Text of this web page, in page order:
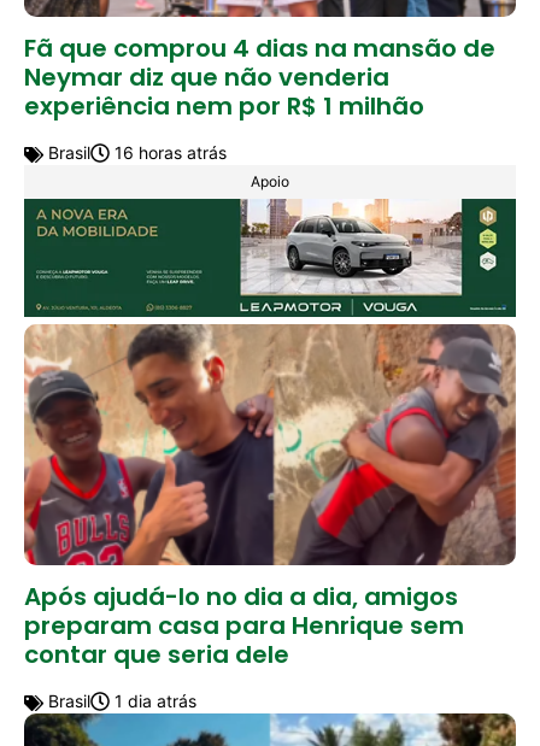
Fã que comprou 4 dias na mansão de
Neymar diz que não venderia
experiência nem por R$ 1 milhão
Brasil 16 horas atrás
Apoio
Após ajudá-lo no dia a dia, amigos
preparam casa para Henrique sem
contar que seria dele
Brasil 1 dia atrás